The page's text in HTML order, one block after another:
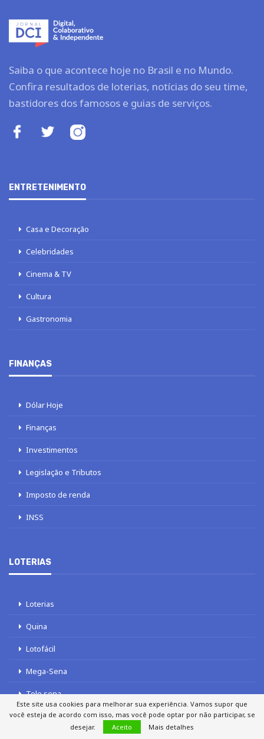
Saiba o que acontece hoje no Brasil e no Mundo.
Confira resultados de loterias, notícias do seu time,
bastidores dos famosos e guias de serviços.
ENTRETENIMENTO
Casa e Decoração
Celebridades
Cinema & TV
Cultura
Gastronomia
FINANÇAS
Dólar Hoje
Finanças
Investimentos
Legislação e Tributos
Imposto de renda
INSS
LOTERIAS
Loterias
Quina
Lotofácil
Mega-Sena
Tele sena
Este site usa cookies para melhorar sua experiência. Vamos supor que
você esteja de acordo com isso, mas você pode optar por não participar, se
desejar.
Aceito Mais detalhes